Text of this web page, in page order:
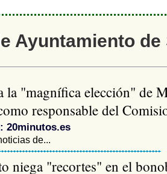
Ayuntamiento de
la "magnífica elección" de
responsable del
20minutos.es
de...
niega "recortes" en el